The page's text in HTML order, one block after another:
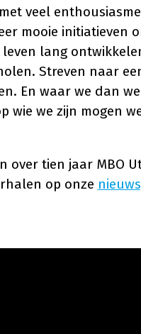
veel
mooie initiatieven
lang
Streven naar
En waar we dan
wie we zijn mogen
tien jaar MBO
op onze